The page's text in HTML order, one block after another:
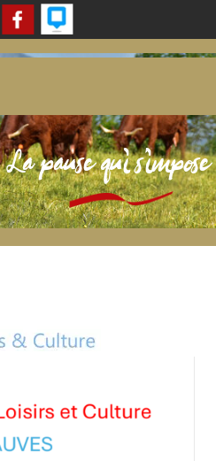
La pause qui s'impose